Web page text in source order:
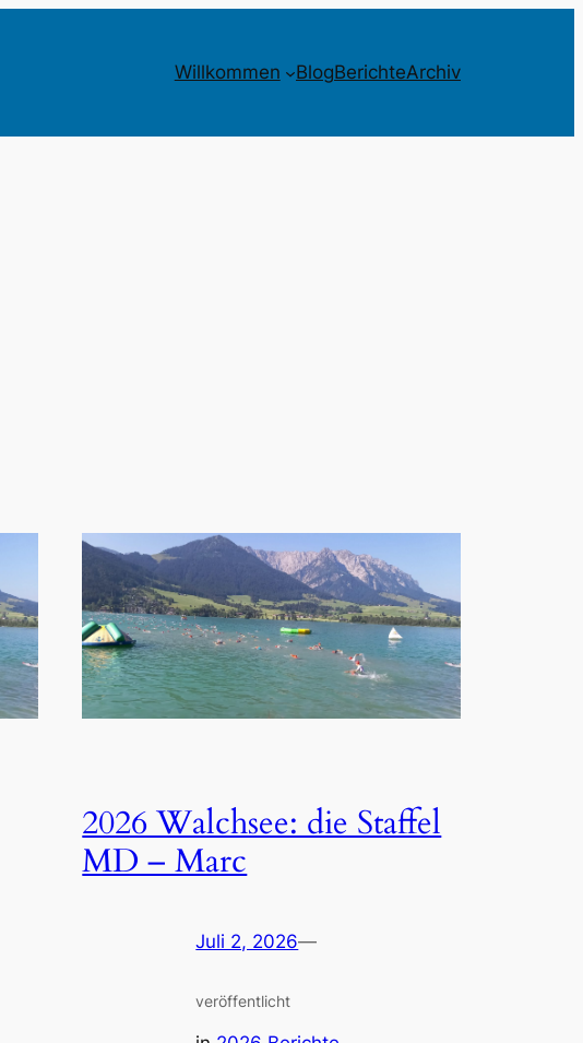
Willkommen BlogBerichteArchiv
2026 Walchsee: die Staffel
MD – Marc
Juli 2, 2026—
veröffentlicht